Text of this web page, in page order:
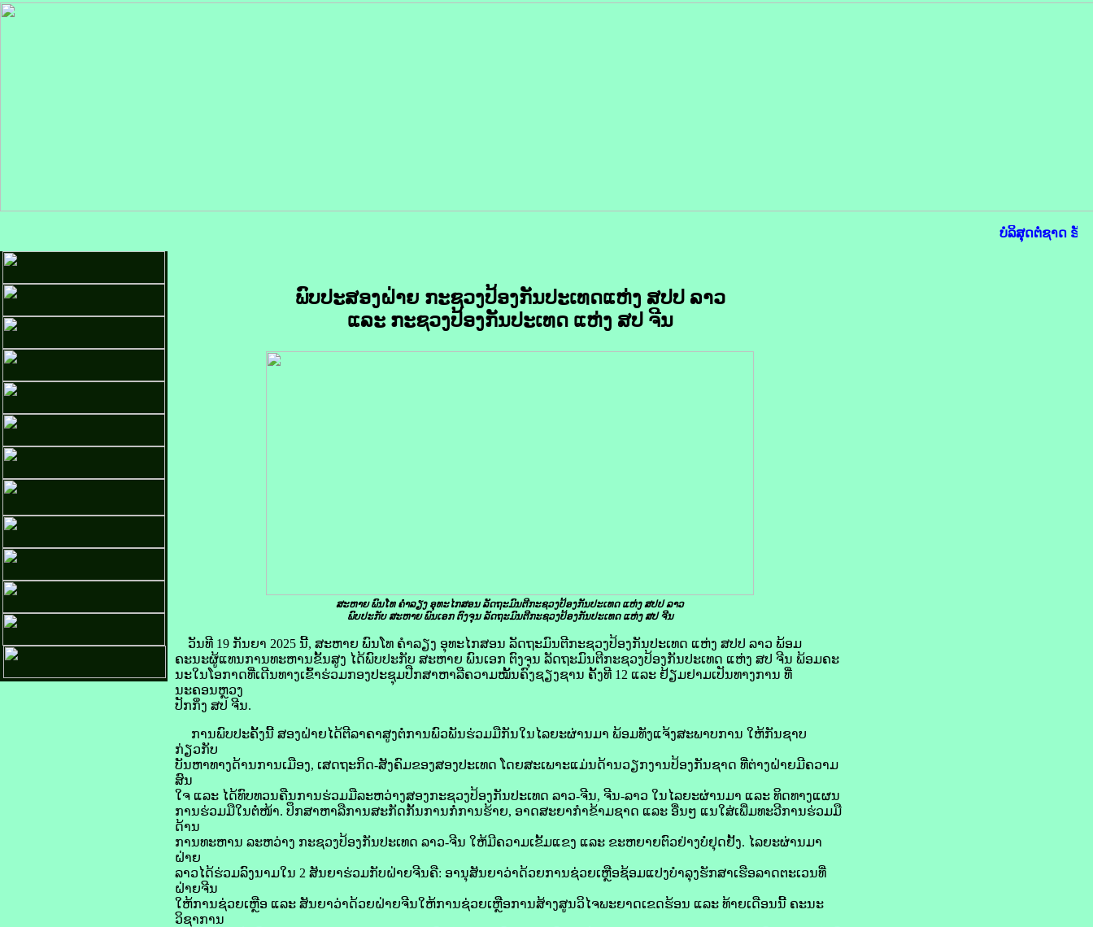
ບໍລິສຸດຕໍ່ຊາດ ຮັບ
ພົບປະສອງຝ່າຍ ກະຊວງປ້ອງກັນປະເທດແຫ່ງ ສປປ ລາວ
ແລະ ກະຊວງປ້ອງກັນປະເທດ ແຫ່ງ ສປ ຈີນ
ສະຫາຍ ພົນໂທ ຄໍາລຽງ ອຸທະໄກສອນ ລັດຖະມົນຕີກະຊວງປ້ອງກັນປະເທດ ແຫ່ງ ສປປ ລາວ
ພົບປະກັບ ສະຫາຍ ພົນເອກ ຕົງຈຸນ ລັດຖະມົນຕີກະຊວງປ້ອງກັນປະເທດ ແຫ່ງ ສປ ຈີນ
ວັນທີ 19 ກັນຍາ 2025 ນີ້, ສະຫາຍ ພົນໂທ ຄໍາລຽງ ອຸທະໄກສອນ ລັດຖະມົນຕີກະຊວງປ້ອງກັນປະເທດ ແຫ່ງ ສປປ ລາວ ພ້ອມ
ຄະນະຜູ້ແທນການທະຫານຂັ້ນສູງ ໄດ້ພົບປະກັບ ສະຫາຍ ພົນເອກ ຕົງຈຸນ ລັດຖະມົນຕີກະຊວງປ້ອງກັນປະເທດ ແຫ່ງ ສປ ຈີນ ພ້ອມຄະ
ນະໃນໂອກາດທີ່ເດີນທາງເຂົ້າຮ່ວມກອງປະຊຸມປືກສາຫາລືຄວາມໝັ້ນຄົງຊຽງຊານ ຄັ້ງທີ 12 ແລະ ຢ້ຽມຢາມເປັນທາງການ ທີ່
ນະຄອນຫຼວງ
ປັກກິ່ງ ສປ ຈີນ.
ການພົບປະຄັ້ງນີ້ ສອງຝ່າຍໄດ້ຕີລາຄາສູງຕໍ່ການພົວພັນຮ່ວມມືກັນໃນໄລຍະຜ່ານມາ ພ້ອມທັງແຈ້ງສະພາບການ ໃຫ້ກັນຊາບ
ກ່ຽວກັບ
ບັນຫາທາງດ້ານການເມືອງ, ເສດຖະກິດ-ສັງຄົມຂອງສອງປະເທດ ໂດຍສະເພາະແມ່ນດ້ານວຽກງານປ້ອງກັນຊາດ ທີ່ຕ່າງຝ່າຍມີຄວາມ
ສົນ
ໃຈ ແລະ ໄດ້ທົບທວນຄືນການຮ່ວມມືລະຫວ່າງສອງກະຊວງປ້ອງກັນປະເທດ ລາວ-ຈີນ, ຈີນ-ລາວ ໃນໄລຍະຜ່ານມາ ແລະ ທິດທາງແຜນ
ການຮ່ວມມືໃນຕໍ່ໜ້າ. ປຶກສາຫາລືການສະກັດກັ້ນການກໍ່ການຮ້າຍ, ອາດສະຍາກໍາຂ້າມຊາດ ແລະ ອື່ນໆ ແນໃສ່ເພີ່ມທະວີການຮ່ວມມື
ດ້ານ
ການທະຫານ ລະຫວ່າງ ກະຊວງປ້ອງກັນປະເທດ ລາວ-ຈີນ ໃຫ້ມີຄວາມເຂັ້ມແຂງ ແລະ ຂະຫຍາຍຕົວຢ່າງບໍ່ຢຸດຢັ້ງ. ໄລຍະຜ່ານມາ
ຝ່າຍ
ລາວໄດ້ຮ່ວມລົງນາມໃນ 2 ສັນຍາຮ່ວມກັບຝ່າຍຈີນຄື: ອານຸສັນຍາວ່າດ້ວຍການຊ່ວຍເຫຼືອຊ້ອມແປງບຳລຸງຮັກສາເຮືອລາດຕະເວນທີ່
ຝ່າຍຈີນ
ໃຫ້ການຊ່ວຍເຫຼືອ ແລະ ສັນຍາວ່າດ້ວຍຝ່າຍຈີນໃຫ້ການຊ່ວຍເຫຼືອການສ້າງສູນວິໄຈພະຍາດເຂດຮ້ອນ ແລະ ທ້າຍເດືອນນີ້ ຄະນະ
ວິຊາການ